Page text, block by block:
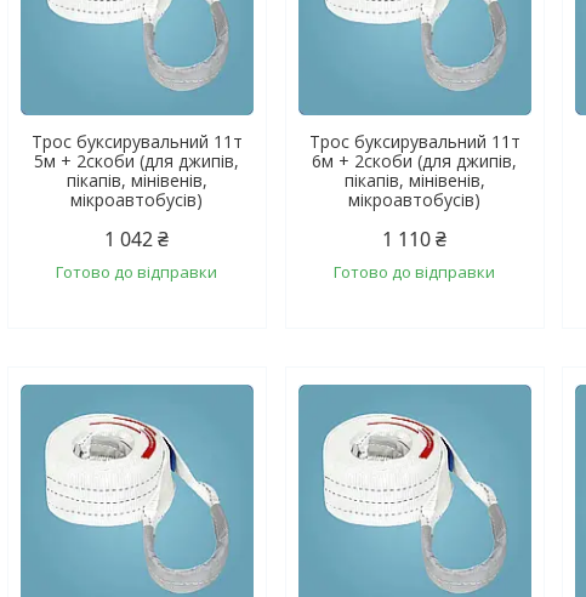
Трос буксирувальний 11т
5м + 2скоби (для джипів,
пікапів, мінівенів,
мікроавтобусів)
1 042 ₴
Готово до відправки
Трос буксирувальний 11т
6м + 2скоби (для джипів,
пікапів, мінівенів,
мікроавтобусів)
1 110 ₴
Готово до відправки